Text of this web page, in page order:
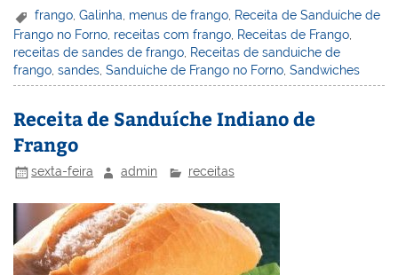
er
e
st
k
e
dI
n
c
e
b
o
k
itt
er
ai
l
h
o
o
M
ai
l
t
ar
e
frango,Galinha, menus de frango, Receita de Sanduíche de
Frango no Forno receitas com frango Receitas de Frango
receitas de sandes de frango Receitas de sanduiche de
frango ,sandes ,Sanduíche de Frango no Forno ,Sandwiches
Receita de Sanduíche Indiano de
Frango
sexta-feira admin receitas